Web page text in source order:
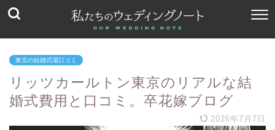
東京の結婚式場口コミ
リッツカールトン東京のリアルな結
婚式費用と口コミ。卒花嫁ブログ
2026年7月7日